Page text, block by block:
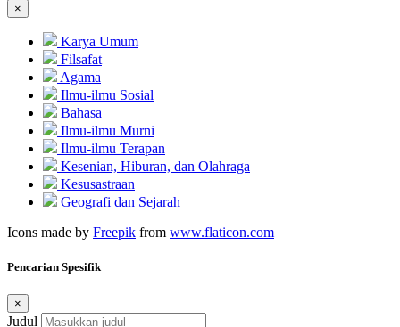
×
Karya Umum
Filsafat
Agama
Ilmu-ilmu Sosial
Bahasa
Ilmu-ilmu Murni
Ilmu-ilmu Terapan
Kesenian, Hiburan, dan Olahraga
Kesusastraan
Geografi dan Sejarah
Icons made by Freepik from www.flaticon.com
Pencarian Spesifik
×
Judul